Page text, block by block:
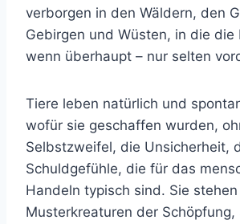
verborgen in den Wäldern, den
Gebirgen und Wüsten, in die die
wenn überhaupt – nur selten
Tiere leben natürlich und
wofür sie geschaffen wurden,
Selbstzweifel, die Unsicherheit,
Schuldgefühle, die für das
Handeln typisch sind. Sie
Musterkreaturen der Schöpfung,